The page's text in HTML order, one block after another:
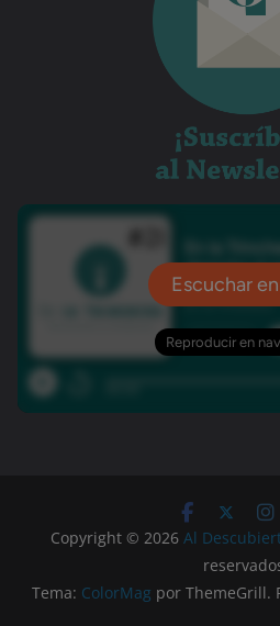
Copyright © 2026 Al
Tema: ColorMag por ThemeGrill.